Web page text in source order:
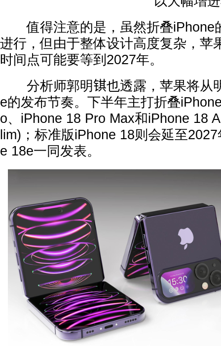
值得注意的是，虽然折叠iPhone
进行，但由于整体设计高度复杂，苹
时间点可能要等到2027年。
分析师郭明𫓹也透露，苹果将从
e的发布节奏。下半年主打折叠
o、iPhone 18 Pro Max和iPhone 18
lim)；标准版iPhone 18则会延至
e 18e一同发表。